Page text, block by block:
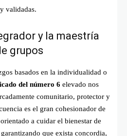
validadas.
y la maestría
grupos
basados en la individualidad o
del número 6 elevado nos
comunitario, protector y
es el gran cohesionador de
a cuidar el bienestar de
que exista concordia,